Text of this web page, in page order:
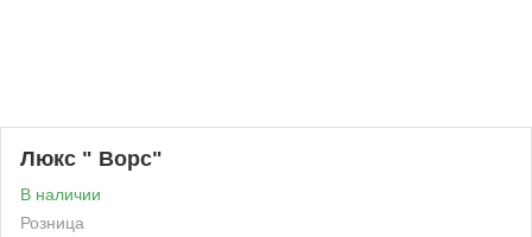
Люкс " Ворс"
В наличии
Розница